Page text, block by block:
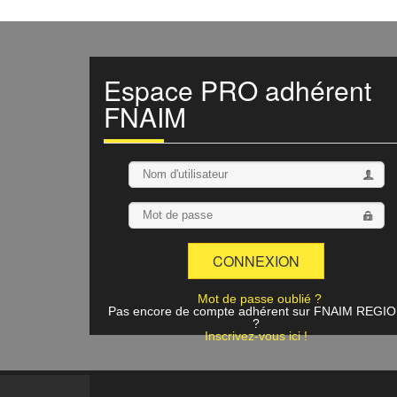
Espace PRO adhérent
FNAIM
Mot de passe oublié ?
Pas encore de compte adhérent sur FNAIM
?
Inscrivez-vous ici !